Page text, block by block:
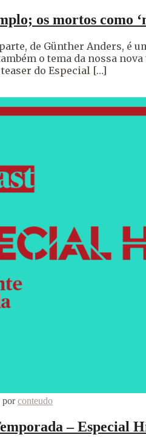
os mortos como
de Günther Anders, é
o tema da nossa
do Especial […]
porconteudo
– Especial